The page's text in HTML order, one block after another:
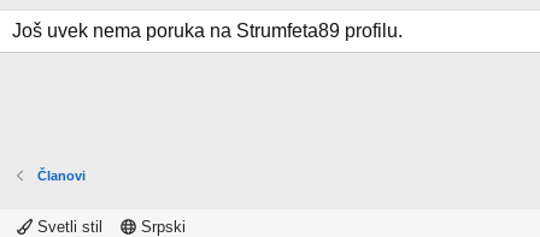
Još uvek nema poruka na Strumfeta89 profilu.
Članovi
Svetli stil
Srpski